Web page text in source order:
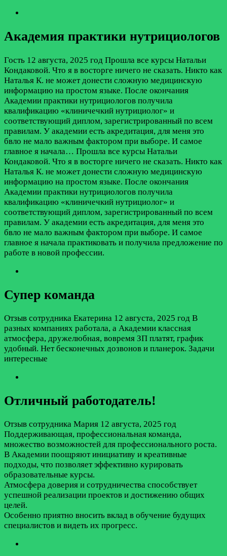
Академия практики нутрициологов
Гость 12 августа, 2025 год Прошла все курсы Натальи
Кондаковой. Что я в восторге ничего не сказать. Никто как
Наталья К. не может донести сложную медицинскую
информацию на простом языке. После окончания
Академии практики нутрициологов получила
квалификацию «клиничечкий нутрициолог» и
соответствующий диплом, зарегистрированный по всем
правилам. У академии есть акредитация, для меня это
бвло не мало важным фактором при выборе. И самое
главное я начала… Прошла все курсы Натальи
Кондаковой. Что я в восторге ничего не сказать. Никто как
Наталья К. не может донести сложную медицинскую
информацию на простом языке. После окончания
Академии практики нутрициологов получила
квалификацию «клиничечкий нутрициолог» и
соответствующий диплом, зарегистрированный по всем
правилам. У академии есть акредитация, для меня это
бвло не мало важным фактором при выборе. И самое
главное я начала практиковать и получила предложение по
работе в новой профессии.
Супер команда
Отзыв сотрудника Екатерина 12 августа, 2025 год В
разных компаниях работала, а Академии классная
атмосфера, дружелюбная, вовремя ЗП платят, график
удобный. Нет бесконечных дозвонов и планерок. Задачи
интересные
Отличный работодатель!
Отзыв сотрудника Мария 12 августа, 2025 год
Поддерживающая, профессиональная команда,
множество возможностей для профессионального роста.
В Академии поощряют инициативу и креативные
подходы, что позволяет эффективно курировать
образовательные курсы.
Атмосфера доверия и сотрудничества способствует
успешной реализации проектов и достижению общих
целей.
Особенно приятно вносить вклад в обучение будущих
специалистов и видеть их прогресс.